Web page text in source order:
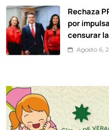
Rechaza
por
censurar
Agosto 6,